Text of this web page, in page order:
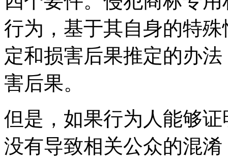
行为，基于其自身的特
定和损害后果推定的办
害后果。
但是，如果行为人能够
没有导致相关公众的混